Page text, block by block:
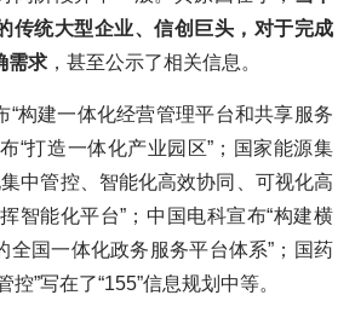
传统大型企业、信创巨头，对于完成
需求 ，甚至公示了相关信息。
“构建一体化经营管理平台和共享服务
“打造一体化产业园区”；国家能源集
集中管控、智能化高效协同、可视化高
智能化平台”；中国电科宣布“构建横
全国一体化政务服务平台体系”；国药
控”写在了“155”信息规划中等。